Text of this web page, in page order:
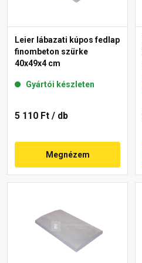
Leier lábazati kúpos fedlap
finombeton szürke
40x49x4 cm
Gyártói készleten
5 110 Ft / db
Megnézem